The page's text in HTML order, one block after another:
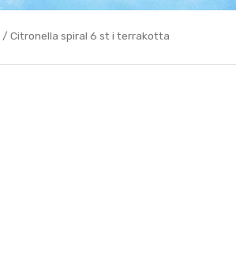
/ Citronella spiral 6 st i terrakotta